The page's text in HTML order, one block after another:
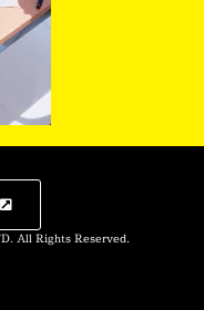
All Rights Reserved.